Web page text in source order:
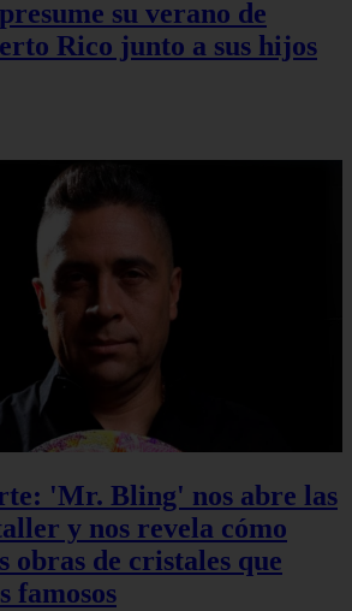
su verano de
Rico junto a sus hijos
'Mr. Bling' nos abre las
y nos revela cómo
obras de cristales que
famosos